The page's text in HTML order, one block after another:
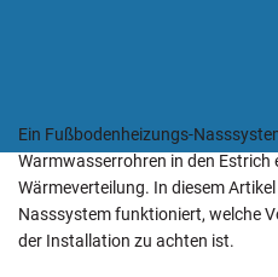
Ein Fußbodenheizungs-
Warmwasserrohren in den
Wärmeverteilung. In diesem
Nasssystem funktioniert, welche
der Installation zu achten ist.